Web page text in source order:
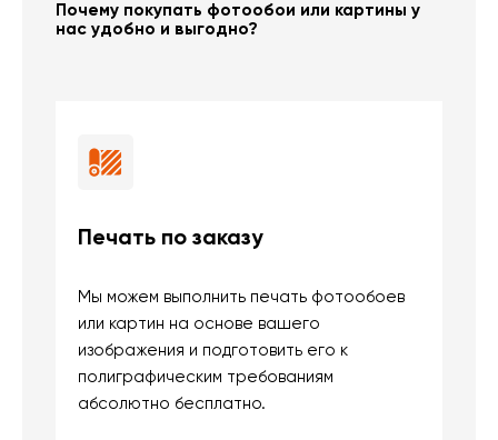
Почему покупать фотообои или картины у
нас удобно и выгодно?
Печать по заказу
Мы можем выполнить печать фотообоев
или картин на основе вашего
изображения и подготовить его к
полиграфическим требованиям
абсолютно бесплатно.